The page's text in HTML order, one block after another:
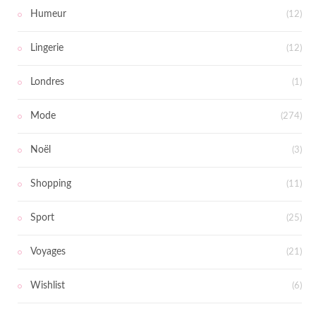
Humeur (12)
Lingerie (12)
Londres (1)
Mode (274)
Noël (3)
Shopping (11)
Sport (25)
Voyages (21)
Wishlist (6)